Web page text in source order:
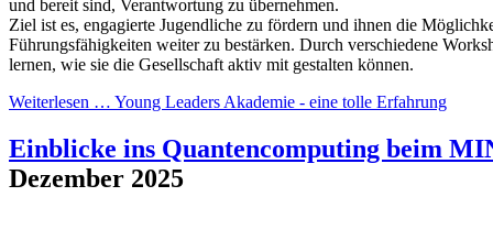
und bereit sind, Verantwortung zu übernehmen.
Ziel ist es, engagierte Jugendliche zu fördern und ihnen die
Führungsfähigkeiten weiter zu bestärken. Durch verschiedene
lernen, wie sie die Gesellschaft aktiv mit gestalten können.
Weiterlesen … Young Leaders Akademie - eine tolle Erfahrung
Einblicke ins Quantencomputing beim
Dezember 2025